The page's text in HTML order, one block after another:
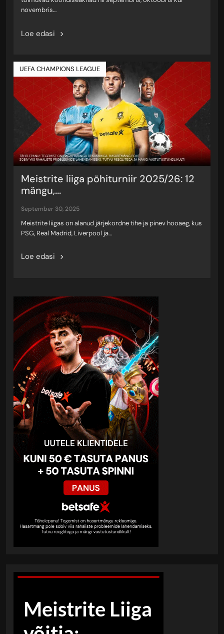
novembris…
Loe edasi
UEFA CHAMPIONS LEAGUE
Meistrite liiga põhiturniir 2025/26: 12
mängu,...
september 30, 2025
Meistrite liigas on alanud järjekordne tihe ja pinev hooaeg, kus
PSG, Real Madrid, Liverpool ja…
Loe edasi